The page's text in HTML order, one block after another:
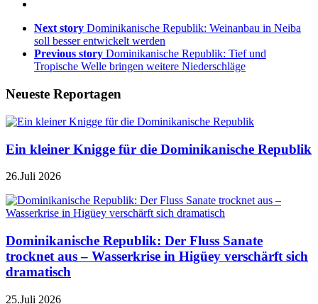
Next story Dominikanische Republik: Weinanbau in Neiba
soll besser entwickelt werden
Previous story Dominikanische Republik: Tief und
Tropische Welle bringen weitere Niederschläge
Neueste Reportagen
Ein kleiner Knigge für die Dominikanische Republik
26.Juli 2026
Dominikanische Republik: Der Fluss Sanate
trocknet aus – Wasserkrise in Higüey verschärft sich
dramatisch
25.Juli 2026